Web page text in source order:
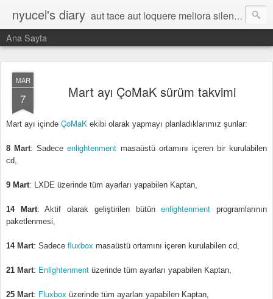
nyucel's diary aut tace aut loquere meliora silentio
Ana Sayfa
MAR
7 Mart ayı ÇoMaK sürüm takvimi
Mart ayı içinde ÇoMaK ekibi olarak yapmayı planladıklarımız şunlar:
8 Mart: Sadeceenlightenment masaüstü ortamını içeren bir kurulabilen
cd,
9 Mart: LXDE üzerinde tüm ayarları yapabilen Kaptan,
14 Mart: Aktif olarak geliştirilen bütünenlightenment programlarının
paketlenmesi,
14 Mart: Sadece fluxbox masaüstü ortamını içeren kurulabilen cd,
21 Mart: Enlightenment üzerinde tüm ayarları yapabilen Kaptan,
25 Mart: Fluxbox üzerinde tüm ayarları yapabilen Kaptan,